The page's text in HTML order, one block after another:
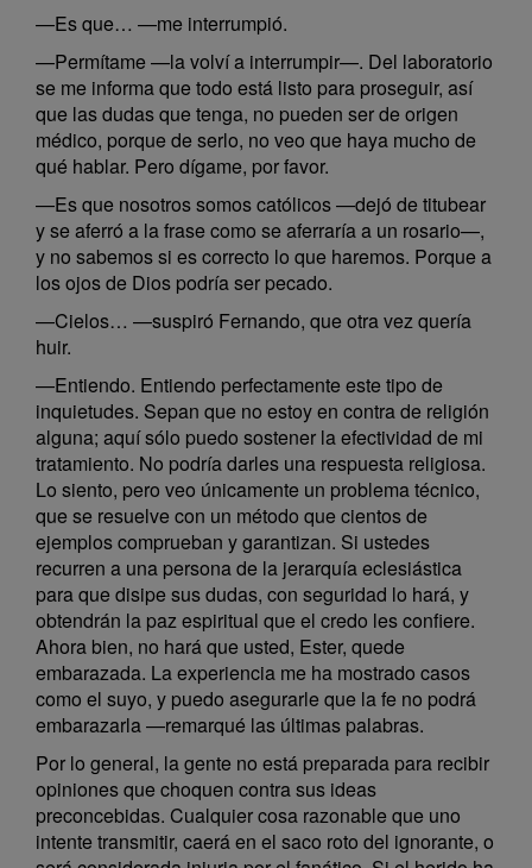
—Es que… —me interrumpió.
—Permítame —la volví a interrumpir—. Del laboratorio
se me informa que todo está listo para proseguir, así
que las dudas que tenga, no pueden ser de origen
médico, porque de serlo, no veo que haya mucho de
qué hablar. Pero dígame, por favor.
—Es que nosotros somos católicos —dejó de titubear
y se aferró a la frase como se aferraría a un rosario—,
y no sabemos si es correcto lo que haremos. Porque a
los ojos de Dios podría ser pecado.
—Cielos… —suspiró Fernando, que otra vez quería
huir.
—Entiendo. Entiendo perfectamente este tipo de
inquietudes. Sepan que no estoy en contra de religión
alguna; aquí sólo puedo sostener la efectividad de mi
tratamiento. No podría darles una respuesta religiosa.
Lo siento, pero veo únicamente un problema técnico,
que se resuelve con un método que cientos de
ejemplos comprueban y garantizan. Si ustedes
recurren a una persona de la jerarquía eclesiástica
para que disipe sus dudas, con seguridad lo hará, y
obtendrán la paz espiritual que el credo les confiere.
Ahora bien, no hará que usted, Ester, quede
embarazada. La experiencia me ha mostrado casos
como el suyo, y puedo asegurarle que la fe no podrá
embarazarla —remarqué las últimas palabras.
Por lo general, la gente no está preparada para recibir
opiniones que choquen contra sus ideas
preconcebidas. Cualquier cosa razonable que uno
intente transmitir, caerá en el saco roto del ignorante, o